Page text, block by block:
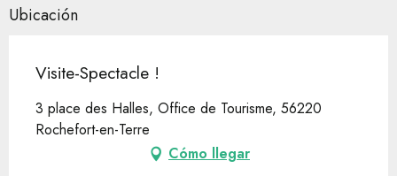
Ubicación
Visite-Spectacle !
3 place des Halles, Office de Tourisme, 56220
Rochefort-en-Terre
Cómo llegar